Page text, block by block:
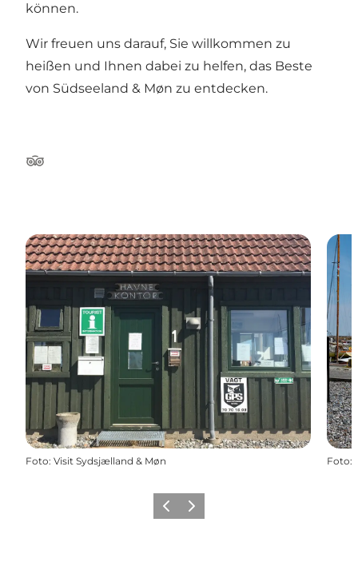
können.
Wir freuen uns darauf, Sie willkommen zu
heißen und Ihnen dabei zu helfen, das Beste
von Südseeland & Møn zu entdecken.
TripAdvisor
Foto: Visit Sydsjælland & Møn Foto:
ZurückWeiter